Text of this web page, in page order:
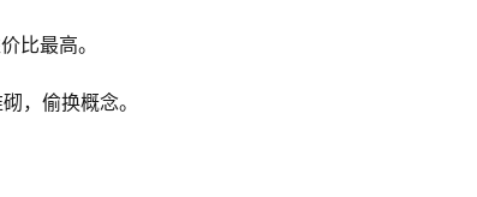
比最高。
，偷换概念。